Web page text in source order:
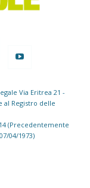
Via Eritrea 21 -
al Registro delle
(Precedentemente
04/1973)